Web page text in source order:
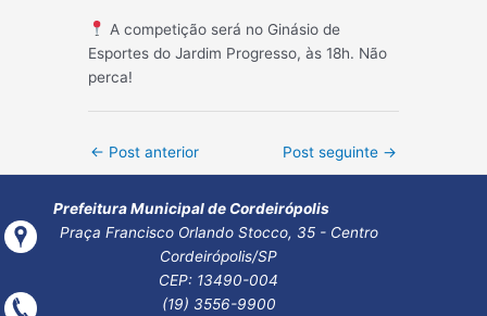
A competição será no Ginásio de
Esportes do Jardim Progresso, às 18h. Não
perca!
Post
← Post anterior Post seguinte →
Prefeitura Municipal de Cordeirópolis
Praça Francisco Orlando Stocco, 35 - Centro
Cordeirópolis/SP
CEP: 13490-004
(19) 3556-9900